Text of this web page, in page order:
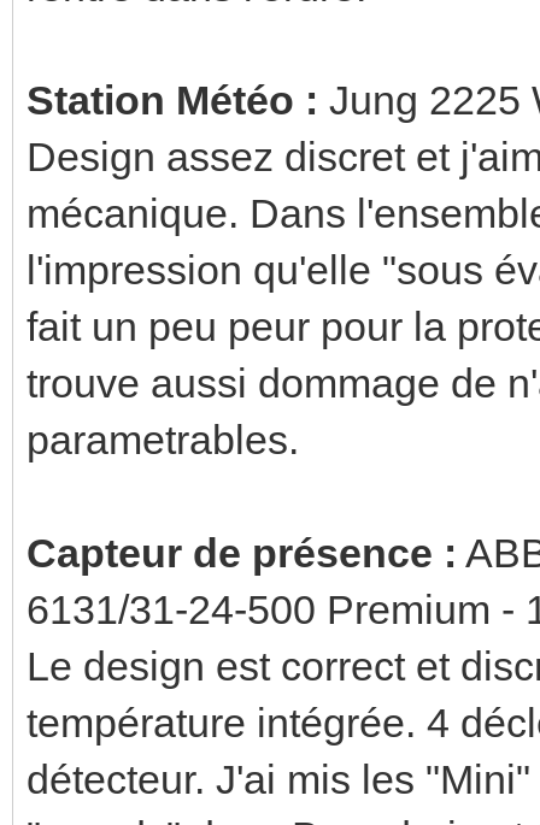
Station Météo : Jung 2225
Design assez discret et
mécanique. Dans
l'impression qu'elle "sous
fait un peu peur pour la
trouve aussi dommage de
parametrables.
Capteur de présence :
6131/31-24-500 Premium -
Le design est correct et
température intégrée. 4
détecteur. J'ai mis les